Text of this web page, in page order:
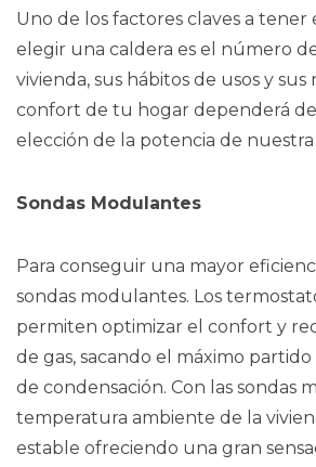
Uno de los factores claves a tener
elegir una caldera es el número
vivienda, sus hábitos de usos y sus
confort de tu hogar dependerá
elección de la potencia de
Sondas Modulantes
Para conseguir una mayor
sondas modulantes. Los
permiten optimizar el confort y
de gas, sacando el máximo
de condensación. Con las sondas
temperatura ambiente de la
estable ofreciendo una gran